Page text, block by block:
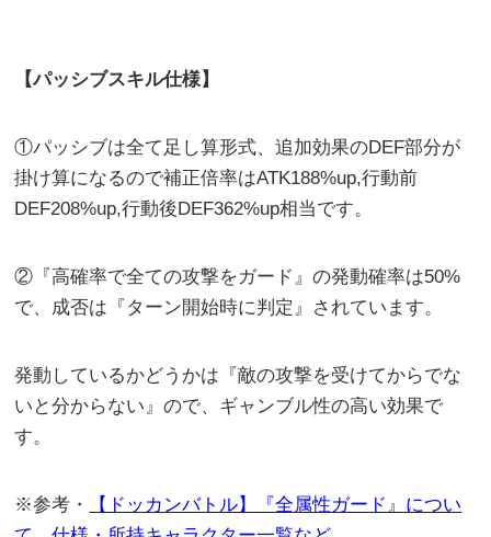
【パッシブスキル仕様】
①パッシブは全て足し算形式、追加効果のDEF部分が
掛け算になるので補正倍率はATK188%up,行動前
DEF208%up,行動後DEF362%up相当です。
②『高確率で全ての攻撃をガード』の発動確率は50%
で、成否は『ターン開始時に判定』されています。
発動しているかどうかは『敵の攻撃を受けてからでな
いと分からない』ので、ギャンブル性の高い効果で
す。
※参考・
【ドッカンバトル】『全属性ガード』につい